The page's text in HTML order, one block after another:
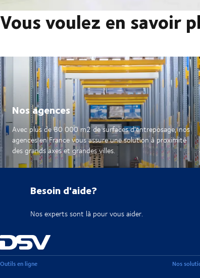
Vous voulez en savoir
Nos agences
Avec plus de 80 000 m2 de surfaces d'entreposage, nos
agences en France vous assure une solution à proximité
des grands axes et grandes villes.
Besoin d'aide?
Nos experts sont là pour vous aider.
Outils en ligne Nos